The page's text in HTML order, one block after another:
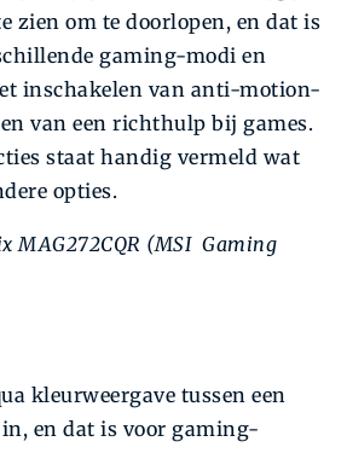
zien om te doorlopen, en dat is
gaming-modi en
inschakelen van anti-motion-
van een richthulp bij games.
staat handig vermeld wat
opties.
MAG272CQR (MSI Gaming
kleurweergave tussen een
en dat is voor gaming-